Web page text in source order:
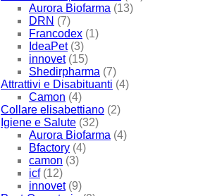
Aurora Biofarma (13)
DRN (7)
Francodex (1)
IdeaPet (3)
innovet (15)
Shedirpharma (7)
Attrattivi e Disabituanti (4)
Camon (4)
Collare elisabettiano (2)
Igiene e Salute (32)
Aurora Biofarma (4)
Bfactory (4)
camon (3)
icf (12)
innovet (9)